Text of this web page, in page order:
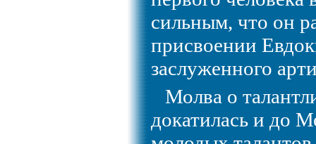
сильным, что он
присвоении
заслуженного
Молва о
докатилась и до